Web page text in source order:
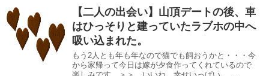
【二人の出会い】山頂デートの後、車
はひっそりと建っていたラブホの中へ
吸い込まれた。
もう2人とも年も年なので猫でも飼おうかと・・・今
から家帰って今日は嫁が夕食作ってくれているので